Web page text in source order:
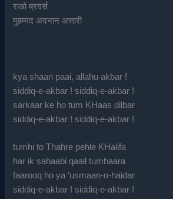
राओ ब्रदर्स
मुहम्मद अदनान अत्तारी
kya shaan paai, allahu akbar !
siddiq-e-akbar ! siddiq-e-akbar !
sarkaar ke ho tum KHaas dilbar
siddiq-e-akbar ! siddiq-e-akbar !
tumhi to Thahre pehle KHalifa
har ik sahaabi qaail tumhaara
faarooq ho ya ‘usmaan-o-haidar
siddiq-e-akbar ! siddiq-e-akbar !